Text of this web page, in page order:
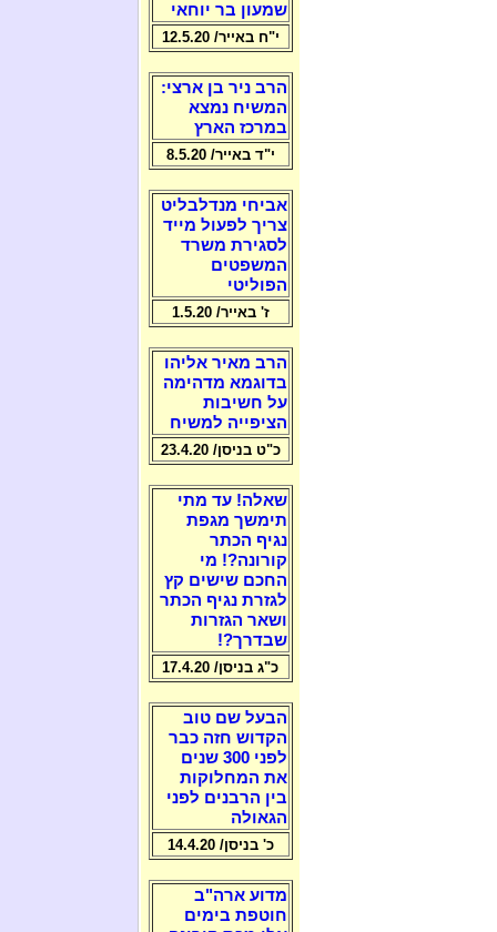
שמעון בר יוחאי
י"ח באייר/ 12.5.20
הרב ניר בן ארצי:
המשיח נמצא
במרכז הארץ
י"ד באייר/ 8.5.20
אביחי מנדלבליט
צריך לפעול מייד
לסגירת משרד
המשפטים
הפוליטי
ז' באייר/ 1.5.20
הרב מאיר אליהו
בדוגמא מדהימה
על חשיבות
הציפייה למשיח
כ"ט בניסן/ 23.4.20
שאלה! עד מתי
תימשך מגפת
נגיף הכתר
קורונה?! מי
החכם שישים קץ
לגזרת נגיף הכתר
ושאר הגזרות
שבדרך?!
כ"ג בניסן/ 17.4.20
הבעל שם טוב
הקדוש חזה כבר
לפני 300 שנים
את המחלוקות
בין הרבנים לפני
הגאולה
כ' בניסן/ 14.4.20
מדוע ארה"ב
חוטפת בימים